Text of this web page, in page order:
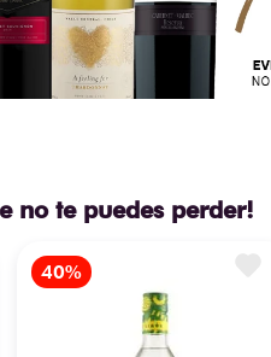
no te puedes perder!